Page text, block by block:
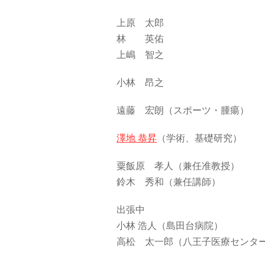
上原 太郎
林 英佑
上嶋 智之
小林 昂之
遠藤 宏朗（スポーツ・腫瘍）
澤地 恭昇 （学術、基礎研究）
粟飯原 孝人（兼任准教授）
鈴木 秀和（兼任講師）
出張中
小林 浩人（島田台病院）
高松 太一郎（八王子医療センタ